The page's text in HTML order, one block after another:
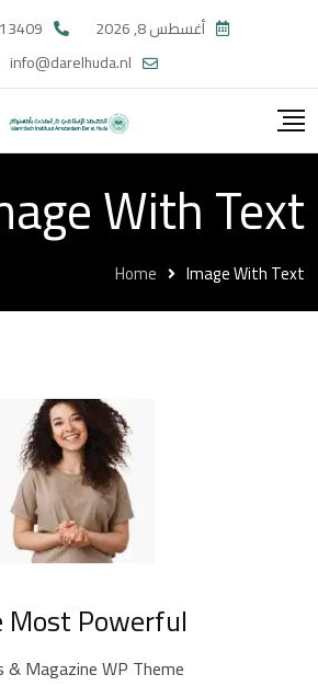
أغسطس 8, 2026
info@darelhuda.nl
With Text
Home Image With Text
Most Powerful
& Magazine WP Theme